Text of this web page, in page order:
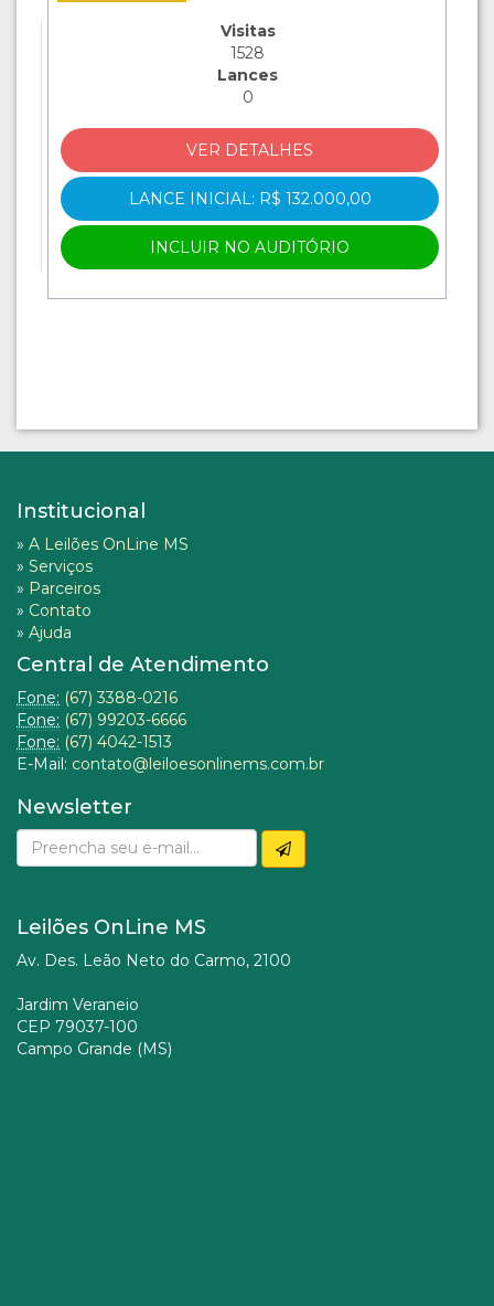
COM ENTRADA PELA RUA MAR...
Visitas
1528
Lances
0
VER DETALHES
LANCE INICIAL: R$ 132.000,00
INCLUIR NO AUDITÓRIO
Institucional
» A Leilões OnLine MS
» Serviços
» Parceiros
» Contato
» Ajuda
Central de Atendimento
Fone: (67) 3388-0216
Fone: (67) 99203-6666
Fone: (67) 4042-1513
E-Mail: contato@leiloesonlinems.com.br
Newsletter
Leilões OnLine MS
Av. Des. Leão Neto do Carmo, 2100
Jardim Veraneio
CEP 79037-100
Campo Grande (MS)